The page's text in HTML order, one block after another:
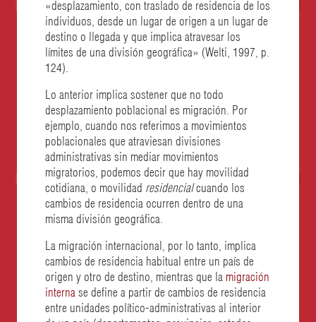
«desplazamiento, con traslado de residencia de los
individuos, desde un lugar de origen a un lugar de
destino o llegada y que implica atravesar los
límites de una división geográfica» (Welti, 1997, p.
124).
Lo anterior implica sostener que no todo
desplazamiento poblacional es migración. Por
ejemplo, cuando nos referimos a movimientos
poblacionales que atraviesan divisiones
administrativas sin mediar movimientos
migratorios, podemos decir que hay movilidad
cotidiana, o movilidad residencialcuando los
cambios de residencia ocurren dentro de una
misma división geográfica.
La migración internacional, por lo tanto, implica
cambios de residencia habitual entre un país de
origen y otro de destino, mientras que la migración
interna se define a partir de cambios de residencia
entre unidades político-administrativas al interior